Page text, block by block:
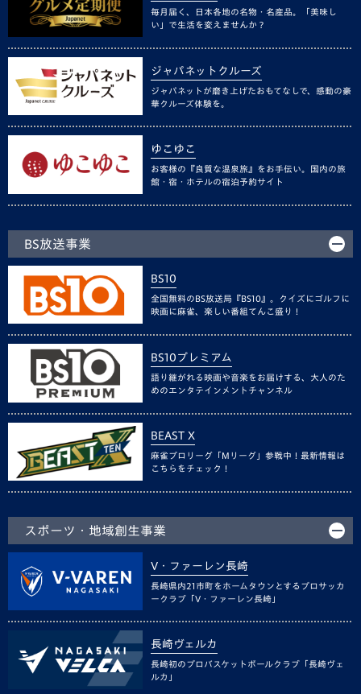
毎月届く、日本各地の名物・名産品。「美味し
い」で生活を変えませんか？
ジャパネットクルーズ
ジャパネットが磨き上げたおもてなしで、感動の豪
華クルーズ体験を。
ゆこゆこ
お客様の『良質な温泉旅』をお手伝い。国内の旅
館・宿・ホテルの宿泊予約サイト
BS放送事業
BS10
全国無料のBS放送局『BS10』。クイズにゴルフに
映画に麻雀、楽しい番組てんこ盛り！
BS10プレミアム
語り継がれる映画や音楽をお届けする、大人のた
めのエンタテインメントチャンネル
BEAST X
麻雀プロリーグ「Mリーグ」参戦中！最新情報は
こちらをチェック！
スポーツ・地域創生事業
V・ファーレン長崎
長崎県内21市町をホームタウンとするプロサッカ
ークラブ「V・ファーレン長崎」
長崎ヴェルカ
長崎初のプロバスケットボールクラブ「長崎ヴェ
ルカ」